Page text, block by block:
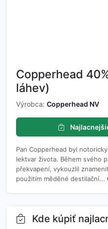
Copperhead
láhev)
Výrobca: Copperhead NV
Pan Copperhead byl
lektvar života. Během svého
překvapení, vykouzlil
použitím měděné destilační...
Kde kúpiť